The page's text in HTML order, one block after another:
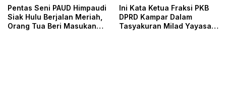
Pentas Seni PAUD Himpaudi
Siak Hulu Berjalan Meriah,
Orang Tua Beri Masukan
Ini Kata Ketua Fraksi PKB
DPRD Kampar Dalam
Tasyakuran Milad Yayasan